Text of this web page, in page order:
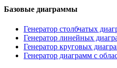
Базовые диаграммы
Генератор столбчатых
Генератор линейных
Генератор круговых
Генератор диаграмм с